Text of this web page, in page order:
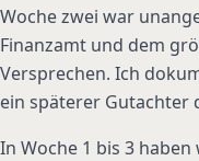
Woche zwei war
Finanzamt und dem
Versprechen. Ich
ein späterer Gutachter
In Woche 1 bis 3